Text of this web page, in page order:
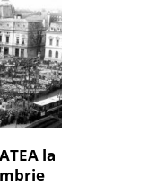
economic al
obosit și Estul
României în
– ROExit pentru
Controlul minții prin
dezvoltă un nou
la